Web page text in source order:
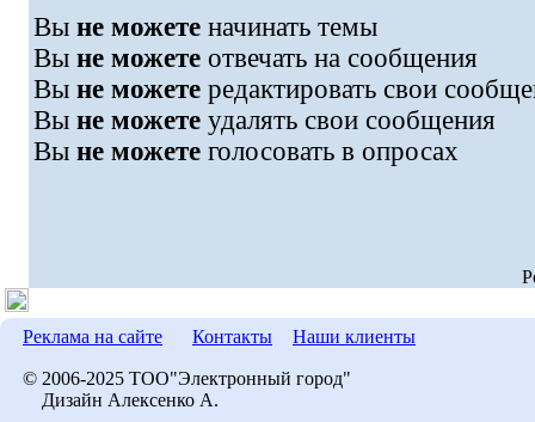
Вы не можете начинать темы
Вы не можете отвечать на сообщения
Вы не можете редактировать свои
Вы не можете удалять свои сообщения
Вы не можете голосовать в опросах
Реклама на сайте Контакты Наши клиенты
© 2006-2025 ТОО"Электронный город"
Дизайн Алексенко А.